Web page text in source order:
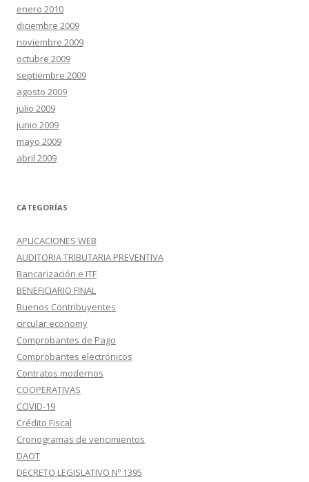
enero 2010
diciembre 2009
noviembre 2009
octubre 2009
septiembre 2009
agosto 2009
julio 2009
junio 2009
mayo 2009
abril 2009
CATEGORÍAS
APLICACIONES WEB
AUDITORIA TRIBUTARIA PREVENTIVA
Bancarización e ITF
BENEFICIARIO FINAL
Buenos Contribuyentes
circular economy
Comprobantes de Pago
Comprobantes electrónicos
Contratos modernos
COOPERATIVAS
COVID-19
Crédito Fiscal
Cronogramas de vencimientos
DAOT
DECRETO LEGISLATIVO Nº 1395